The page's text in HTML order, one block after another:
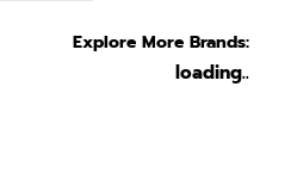
Explore More Brands:
loading..